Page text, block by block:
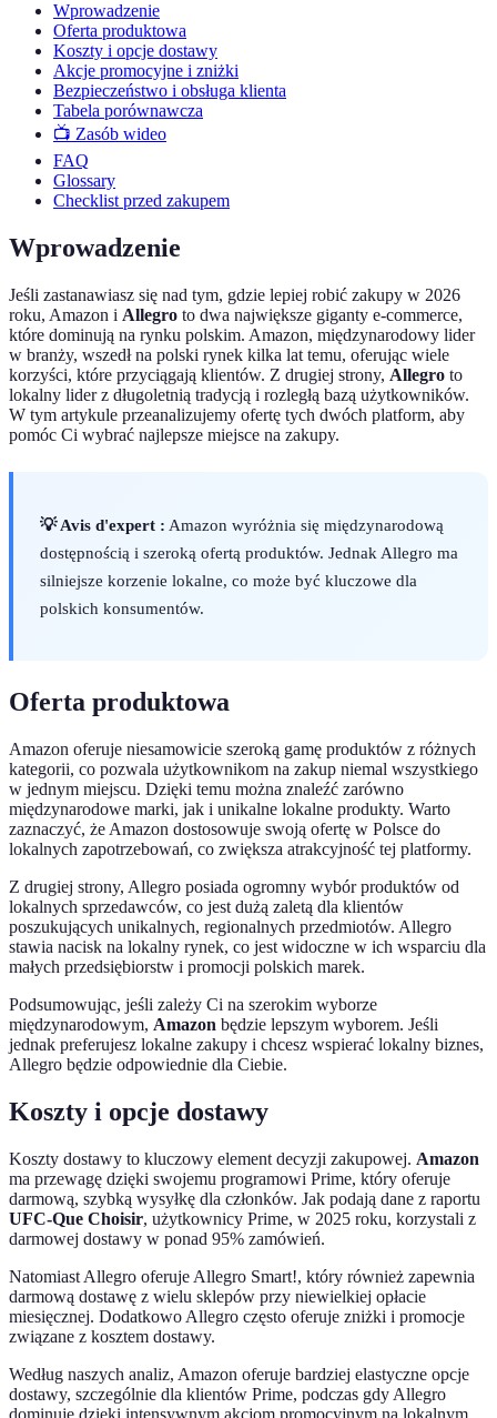
Wprowadzenie
Oferta produktowa
Koszty i opcje dostawy
Akcje promocyjne i zniżki
Bezpieczeństwo i obsługa klienta
Tabela porównawcza
📺 Zasób wideo
FAQ
Glossary
Checklist przed zakupem
Wprowadzenie
Jeśli zastanawiasz się nad tym, gdzie lepiej robić zakupy w 2026
roku, Amazon i Allegro to dwa największe giganty e-commerce,
które dominują na rynku polskim. Amazon, międzynarodowy lider
w branży, wszedł na polski rynek kilka lat temu, oferując wiele
korzyści, które przyciągają klientów. Z drugiej strony, Allegro to
lokalny lider z długoletnią tradycją i rozległą bazą użytkowników.
W tym artykule przeanalizujemy ofertę tych dwóch platform, aby
pomóc Ci wybrać najlepsze miejsce na zakupy.
💡 Avis d'expert : Amazon wyróżnia się międzynarodową
dostępnością i szeroką ofertą produktów. Jednak Allegro ma
silniejsze korzenie lokalne, co może być kluczowe dla
polskich konsumentów.
Oferta produktowa
Amazon oferuje niesamowicie szeroką gamę produktów z różnych
kategorii, co pozwala użytkownikom na zakup niemal wszystkiego
w jednym miejscu. Dzięki temu można znaleźć zarówno
międzynarodowe marki, jak i unikalne lokalne produkty. Warto
zaznaczyć, że Amazon dostosowuje swoją ofertę w Polsce do
lokalnych zapotrzebowań, co zwiększa atrakcyjność tej platformy.
Z drugiej strony, Allegro posiada ogromny wybór produktów od
lokalnych sprzedawców, co jest dużą zaletą dla klientów
poszukujących unikalnych, regionalnych przedmiotów. Allegro
stawia nacisk na lokalny rynek, co jest widoczne w ich wsparciu dla
małych przedsiębiorstw i promocji polskich marek.
Podsumowując, jeśli zależy Ci na szerokim wyborze
międzynarodowym, Amazon będzie lepszym wyborem. Jeśli
jednak preferujesz lokalne zakupy i chcesz wspierać lokalny biznes,
Allegro będzie odpowiednie dla Ciebie.
Koszty i opcje dostawy
Koszty dostawy to kluczowy element decyzji zakupowej. Amazon
ma przewagę dzięki swojemu programowi Prime, który oferuje
darmową, szybką wysyłkę dla członków. Jak podają dane z raportu
UFC-Que Choisir, użytkownicy Prime, w 2025 roku, korzystali z
darmowej dostawy w ponad 95% zamówień.
Natomiast Allegro oferuje Allegro Smart!, który również zapewnia
darmową dostawę z wielu sklepów przy niewielkiej opłacie
miesięcznej. Dodatkowo Allegro często oferuje zniżki i promocje
związane z kosztem dostawy.
Według naszych analiz, Amazon oferuje bardziej elastyczne opcje
dostawy, szczególnie dla klientów Prime, podczas gdy Allegro